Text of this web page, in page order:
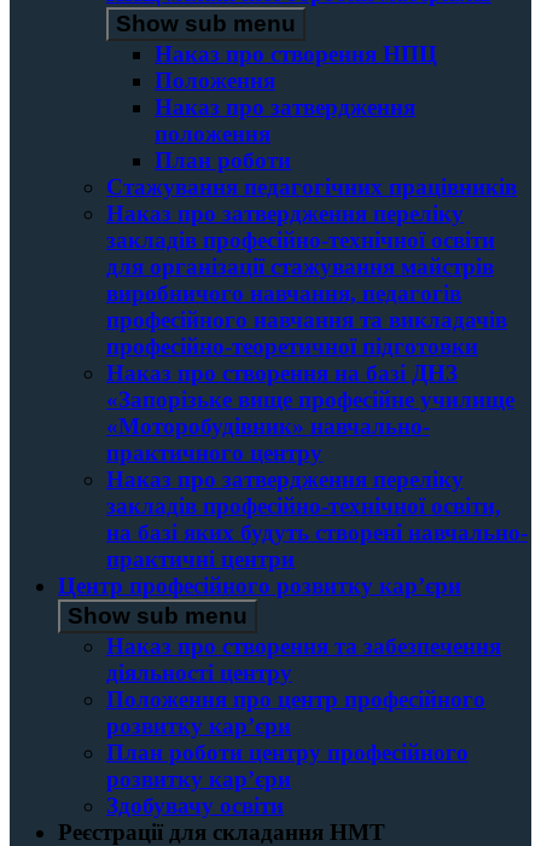
Show sub menu
Наказ про створення НПЦ
Положення
Наказ про затвердження
положення
План роботи
Стажування педагогічних працівників
Наказ про затвердження переліку
закладів професійно-технічної освіти
для організації стажування майстрів
виробничого навчання, педагогів
професійного навчання та викладачів
професійно-теоретичної підготовки
Наказ про створення на базі ДНЗ
«Запорізьке вище професійне училище
«Моторобудівник» навчально-
практичного центру
Наказ про затвердження переліку
закладів професійно-технічної освіти,
на базі яких будуть створені навчально-
практичні центри
Центр професійного розвитку кар’єри
Show sub menu
Наказ про створення та забезпечення
діяльності центру
Положення про центр професійного
розвитку кар’єри
План роботи центру професійного
розвитку кар’єри
Здобувачу освіти
Реєстрації для складання НМТ